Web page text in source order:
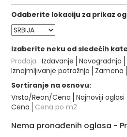
Odaberite lokaciju za prikaz
Izaberite neku od sledećih
Prodaja Izdavanje Novogradnja
Iznajmljivanje potražnja
Zamena
Sortiranje na osnovu:
Vrsta/Reon/Cena Najnoviji oglasi
Cena
Cena po m2
Nema pronađenih oglasa -